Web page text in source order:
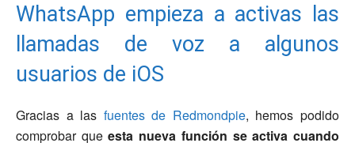
WhatsApp empieza a activas las
llamadas de voz a algunos
usuarios de iOS
Gracias a las fuentes de Redmondpie, hemos podido
comprobar queesta nueva función se activa cuando